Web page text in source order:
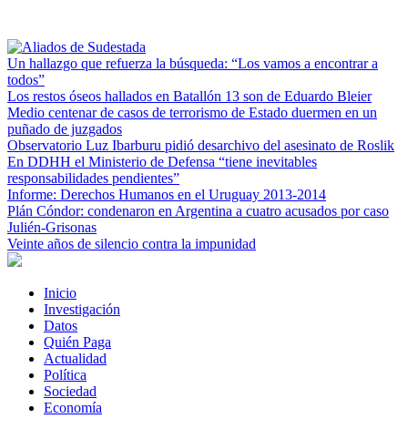
Un hallazgo que refuerza la búsqueda: “Los vamos a encontrar a
todos”
Los restos óseos hallados en Batallón 13 son de Eduardo Bleier
Medio centenar de casos de terrorismo de Estado duermen en un
puñado de juzgados
Observatorio Luz Ibarburu pidió desarchivo del asesinato de Roslik
En DDHH el Ministerio de Defensa “tiene inevitables
responsabilidades pendientes”
Informe: Derechos Humanos en el Uruguay 2013-2014
Plán Cóndor: condenaron en Argentina a cuatro acusados por caso
Julién-Grisonas
Veinte años de silencio contra la impunidad
Inicio
Investigación
Datos
Quién Paga
Actualidad
Política
Sociedad
Economía